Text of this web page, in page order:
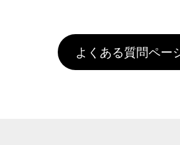
頂いても、ログインがされて
クにカウントがされません。
害な性質で、水洗いで落とす
お手数ですが、お客様ご自
していただけますようお願
通常注文・直送機能でのご注
引」などによるお値引きで
場合は送料がかかりますの
い。
よくある質問ペー